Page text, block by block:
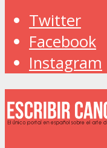
Twitter
Facebook
Instagram